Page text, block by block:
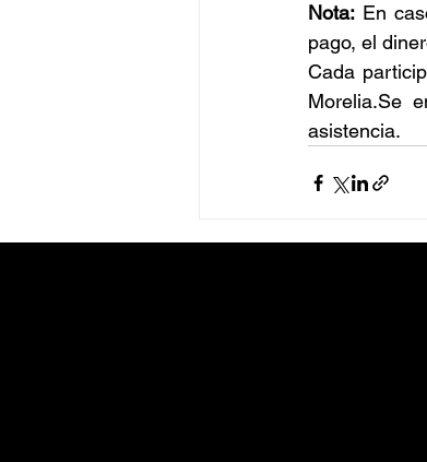
Nota: En
pago, el
Cada
Morelia.Se
asistencia.